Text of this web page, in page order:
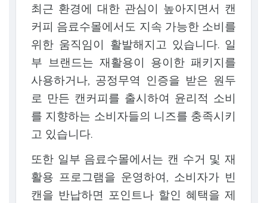
최근 환경에 대한 관심이 높아지면서 캔
커피 음료수몰에서도 지속 가능한 소비를
위한 움직임이 활발해지고 있습니다. 일
부 브랜드는 재활용이 용이한 패키지를
사용하거나, 공정무역 인증을 받은 원두
로 만든 캔커피를 출시하여 윤리적 소비
를 지향하는 소비자들의 니즈를 충족시키
고 있습니다.
또한 일부 음료수몰에서는 캔 수거 및 재
활용 프로그램을 운영하여, 소비자가 빈
캔을 반납하면 포인트나 할인 혜택을 제